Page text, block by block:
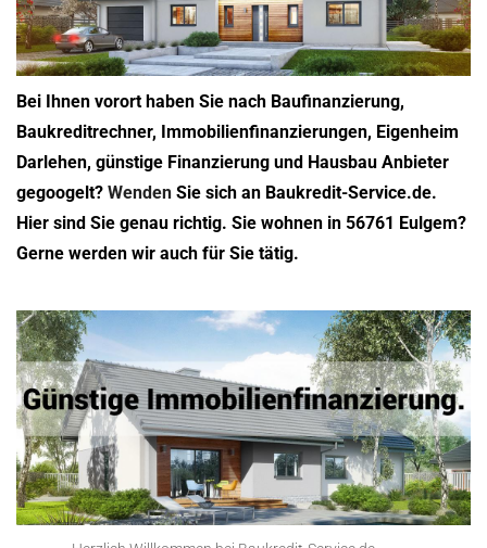
Bei Ihnen vorort haben Sie nach Baufinanzierung,
Baukreditrechner, Immobilienfinanzierungen, Eigenheim
Darlehen, günstige Finanzierung und Hausbau Anbieter
gegoogelt? Wenden Sie sich an Baukredit-Service.de.
Hier sind Sie genau richtig. Sie wohnen in 56761 Eulgem?
Gerne werden wir auch für Sie tätig.